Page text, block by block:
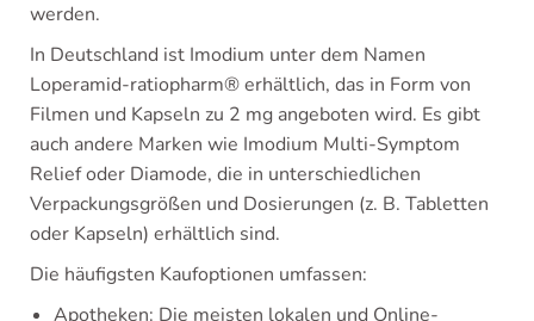
werden.
In Deutschland ist Imodium unter dem Namen
Loperamid-ratiopharm® erhältlich, das in Form von
Filmen und Kapseln zu 2 mg angeboten wird. Es gibt
auch andere Marken wie Imodium Multi-Symptom
Relief oder Diamode, die in unterschiedlichen
Verpackungsgrößen und Dosierungen (z. B. Tabletten
oder Kapseln) erhältlich sind.
Die häufigsten Kaufoptionen umfassen:
Apotheken: Die meisten lokalen und Online-